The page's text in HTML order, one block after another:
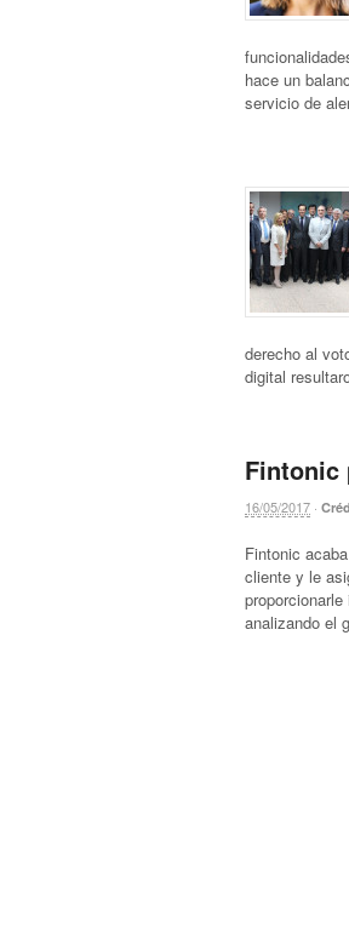
hace un
servicio de
derecho al
digital
Fintonic
16/05/2017 ·
Fintonic
cliente y le
analizando el